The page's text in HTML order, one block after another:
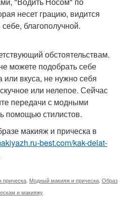
несет грацию, видится
благополучной.
обстоятельствам.
можете подобрать себе
или вкуса, не нужно себя
или нелепое. Сейчас
передачи с модными
помощью стилистов.
макияж и прическа в
best.com/kak-delat-
прическа Модный макияж и прическа Образ
и макияжу